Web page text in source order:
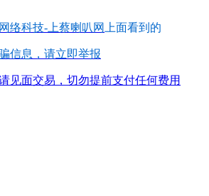
络科技-上蔡喇叭网 上面看到的
信息，请立即举报
见面交易，切勿提前支付任何费用